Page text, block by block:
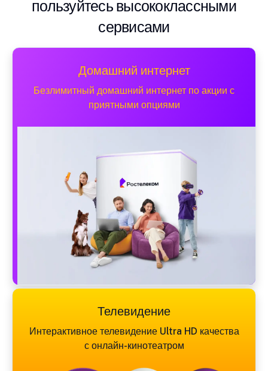
пользуйтесь высококлассными
сервисами
Домашний интернет
Безлимитный домашний интернет по акции с
приятными опциями
Телевидение
Интерактивное телевидение Ultra HD качества
с онлайн-кинотеатром